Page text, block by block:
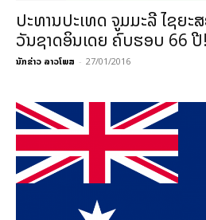
ປະທານປະເທດ ຈູມມະລີ ໄຊຍ
ວັນຊາດອິນເດຍ ຄົບຮອບ 66 ປີ!
ນັກຂ່າວ ລາວໂພສ - 27/01/2016